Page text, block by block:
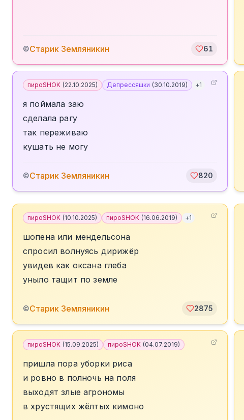
©Старик Земляникин 61
пироSHOK (22.10.2025) Депрессяшки (30.10.2019) +1
я поймала заю
сделала рагу
так переживаю
кушать не могу
©Старик Земляникин 820
пироSHOK (10.10.2025) пироSHOK (16.06.2019) +1
шопена или мендельсона
спросил волнуясь дирижёр
увидев как оксана глеба
уныло тащит по земле
©Старик Земляникин 2875
пироSHOK (15.09.2025) пироSHOK (04.07.2019)
пришла пора уборки риса
и ровно в полночь на поля
выходят злые агрономы
в хрустящих жёлтых кимоно